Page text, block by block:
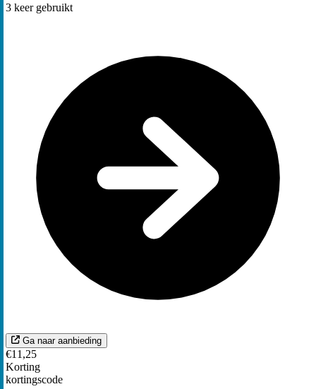
3 keer gebruikt
Ga naar aanbieding
€11,25
Korting
kortingscode